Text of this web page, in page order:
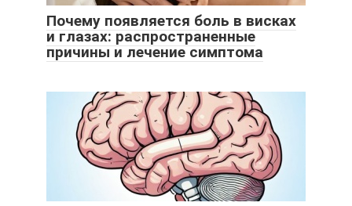
Почему появляется боль в висках
и глазах: распространенные
причины и лечение симптома